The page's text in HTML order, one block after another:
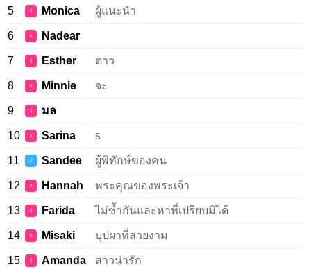
5 ♀ Monica ผู้แนะนำ
6 ♀ Nadear
7 ♀ Esther ดาว
8 ♀ Minnie จะ
9 ♀ มล
10 ♀ Sarina s
11 ♂ Sandee ผู้พิทักษ์ของคน
12 ♀ Hannah พระคุณของพระเจ้า
13 ♀ Farida ไม่ซ้ำกันและหาที่เปรียบมิได้
14 ♀ Misaki บุปผาที่สวยงาม
15 ♀ Amanda สาวน่ารัก